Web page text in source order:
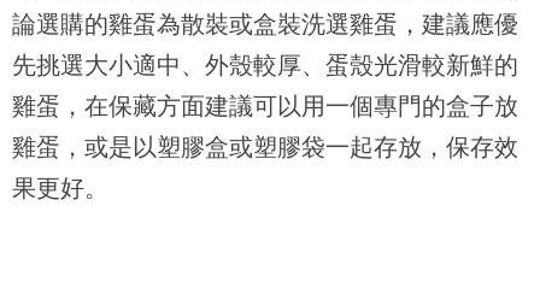
論選購的雞蛋為散裝或盒裝洗選雞蛋，建議應優
先挑選大小適中、外殼較厚、蛋殼光滑較新鮮的
雞蛋，在保藏方面建議可以用一個專門的盒子放
雞蛋，或是以塑膠盒或塑膠袋一起存放，保存效
果更好。